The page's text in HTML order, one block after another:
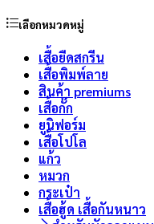
เลือกหมวดหมู่
เสื้อยืดสกรีน
เสื้อพิมพ์ลาย
สินค้า premiums
เสื้อกั๊ก
ยูนิฟอร์ม
เสื้อโปโล
แก้ว
หมวก
กระเป๋า
เสื้อฮู้ด เสื้อกันหนาว